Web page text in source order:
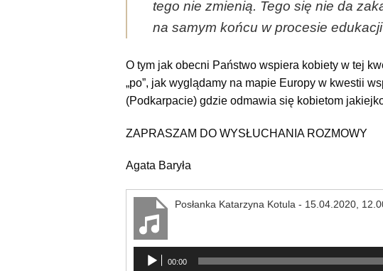
tego nie zmienią. Tego się nie da
na samym końcu w procesie
O tym jak obecni Państwo wspiera kobiety w tej
„po”, jak wyglądamy na mapie Europy w kwestii
(Podkarpacie) gdzie odmawia się kobietom
ZAPRASZAM DO WYSŁUCHANIA ROZMOWY
Agata Baryła
Posłanka Katarzyna Kotula - 15.04.2020,
Odtwarzacz
plików
00:00